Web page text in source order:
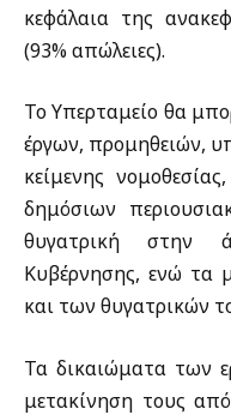
κεφάλαια της
(93% απώλειες).
Το Υπερταμείο θα
έργων, προμηθειών,
κείμενης
δημόσιων
θυγατρική στην
Κυβέρνησης, ενώ τα
και των θυγατρικών
Τα δικαιώματα των
μετακίνηση τους